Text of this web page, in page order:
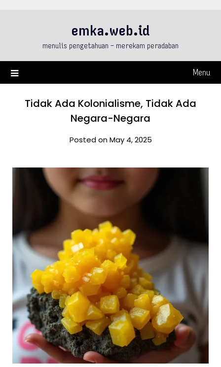
emka.web.id
menulis pengetahuan – merekam peradaban
Menu
Tidak Ada Kolonialisme, Tidak Ada
Negara-Negara
Posted on May 4, 2025